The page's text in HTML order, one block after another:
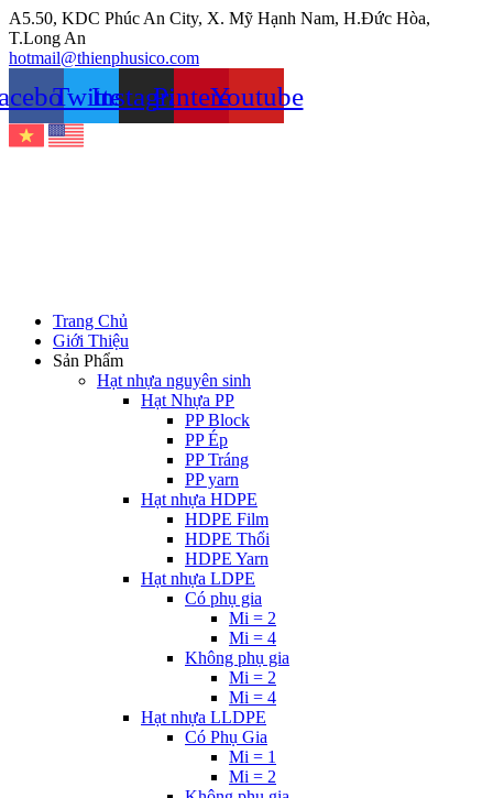
Chuyển
đến
nội
A5.50, KDC Phúc An City, X. Mỹ Hạnh Nam, H.Đức Hòa,
T.Long An
hotmail@thienphusico.com
TwitterInstagramPinterestYoutube
Trang Chủ
Giới Thiệu
Sản Phẩm
Hạt nhựa nguyên sinh
Hạt Nhựa PP
PP Block
PP Ép
PP Tráng
PP yarn
Hạt nhựa HDPE
HDPE Film
HDPE Thổi
HDPE Yarn
Hạt nhựa LDPE
Có phụ gia
Mi = 2
Mi = 4
Không phụ gia
Mi = 2
Mi = 4
Hạt nhựa LLDPE
Có Phụ Gia
Mi = 1
Mi = 2